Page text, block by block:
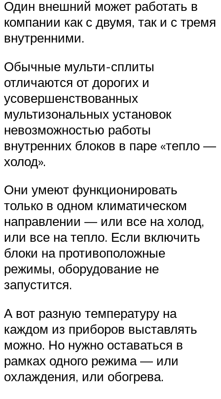
Один внешний может работать в
компании как с двумя, так и с тремя
внутренними.
Обычные мульти-сплиты
отличаются от дорогих и
усовершенствованных
мультизональных установок
невозможностью работы
внутренних блоков в паре «тепло —
холод».
Они умеют функционировать
только в одном климатическом
направлении — или все на холод,
или все на тепло. Если включить
блоки на противоположные
режимы, оборудование не
запустится.
А вот разную температуру на
каждом из приборов выставлять
можно. Но нужно оставаться в
рамках одного режима — или
охлаждения, или обогрева.